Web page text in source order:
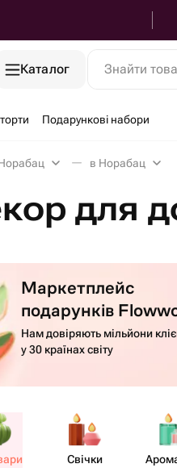
Каталог Знайти
Подарункові набори
в Норабац
для
Маркетплейс
подарунків
Нам довіряють мільйони
у 30 країнах світу
Свічки